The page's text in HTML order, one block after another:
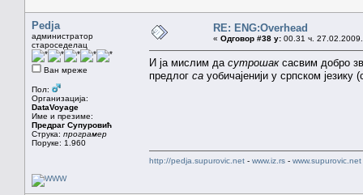
Pedja
администратор
староседелац
Ван мреже
Пол:
Организација:
DataVoyage
Име и презиме:
Предраг Супуровић
Струка: програмер
Поруке: 1.960
RE: ENG:Overhead
« Одговор #38 у: 00.31 ч.
И ја мислим да сутрошак сасвим добро
предлог са уобичајенији у српском језику
http://pedja.supurovic.net - www.iz.rs - www.supurovic.net